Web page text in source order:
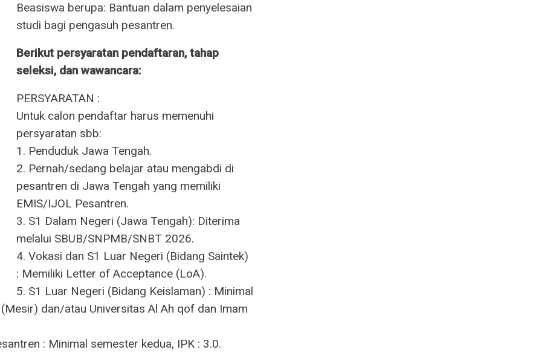
Beasiswa berupa: Bantuan dalam penyelesaian
studi bagi pengasuh pesantren.
Berikut persyaratan pendaftaran, tahap
seleksi, dan wawancara:
PERSYARATAN :
Untuk calon pendaftar harus memenuhi
persyaratan sbb:
1. Penduduk Jawa Tengah.
2. Pernah/sedang belajar atau mengabdi di
pesantren di Jawa Tengah yang memiliki
EMIS/IJOL Pesantren.
3. S1 Dalam Negeri (Jawa Tengah): Diterima
melalui SBUB/SNPMB/SNBT 2026.
4. Vokasi dan S1 Luar Negeri (Bidang Saintek)
: Memiliki Letter of Acceptance (LoA).
5. S1 Luar Negeri (Bidang Keislaman) : Minimal
dan/atau Universitas Al Ah qof dan Imam
: Minimal semester kedua, IPK : 3.0.